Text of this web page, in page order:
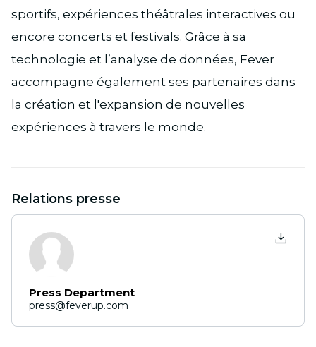
sportifs, expériences théâtrales interactives ou
encore concerts et festivals. Grâce à sa
technologie et l’analyse de données, Fever
accompagne également ses partenaires dans
la création et l'expansion de nouvelles
expériences à travers le monde.
Relations presse
Press Department
press@feverup.com